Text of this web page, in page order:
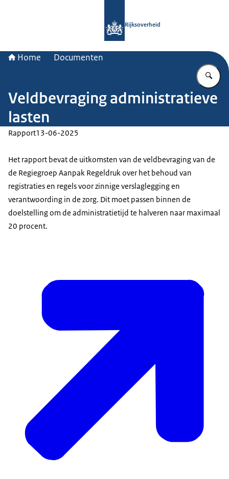
Rijksoverheid
Home Documenten
Veldbevraging administratieve
lasten
Rapport13-06-2025
Het rapport bevat de uitkomsten van de veldbevraging van de
de Regiegroep Aanpak Regeldruk over het behoud van
registraties en regels voor zinnige verslaglegging en
verantwoording in de zorg. Dit moet passen binnen de
doelstelling om de administratietijd te halveren naar maximaal
20 procent.